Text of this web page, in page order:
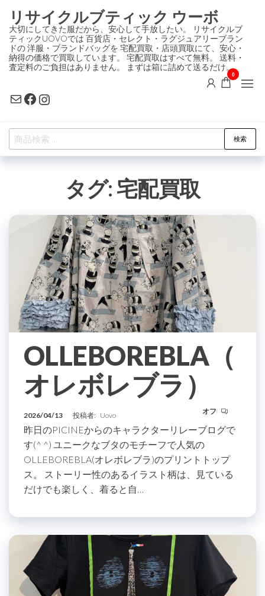
ン
テ
ン
ツ
プ
リサイクルブティック ウーボ
大切にしてきた服だから、安心して手放したい。 リサイクルブ
ティックUOVOでは 百貨店・セレクト・ラグジュアリーブラン
ドの 洋服・ブランドバッグを 宅配買取・店頭買取にて、安心・
納得の価格で買取しています。 宅配買取はすべて無料。 送料・
査定料のご負担はありません。 まずは箱に詰めて送るだけ。
MailFacebook
Instagram
0
検
索
検索
タグ: 宅配買取
OLLEBOREBLA（
オレボレブラ）
2026/04/13 投稿者: Uovo オフ
昨日のPICINEからのキャラクターリレーブログで
す(^ ^) ユニークなブタのモチーフで人気の
OLLEBOREBLA(オレボレブラ)のプリントトップ
ス。 ストーリー性のあるイラスト柄は、見ている
だけでも楽しく、着ると自…